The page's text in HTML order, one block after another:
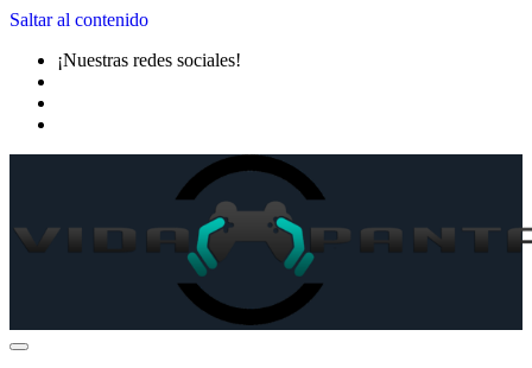
Saltar al contenido
¡Nuestras redes sociales!